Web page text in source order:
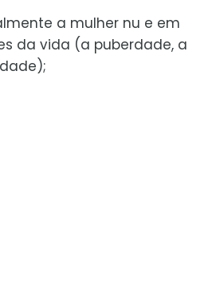
a mulher nu e em
da vida (a puberdade, a